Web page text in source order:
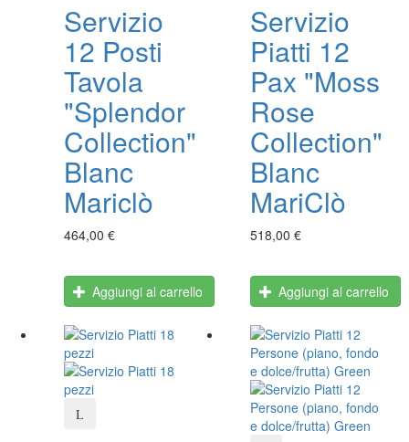
Servizio
12 Posti
Tavola
"Splendor
Collection"
Blanc
Mariclò
464,00 €
Aggiungi al carrello
Servizio
Piatti 12
Pax "Moss
Rose
Collection"
Blanc
MariClò
518,00 €
Aggiungi al carrello